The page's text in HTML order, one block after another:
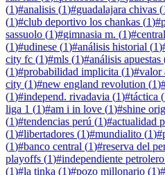
(1)#analisis (1)#guadalajara chivas (
(1)#club deportivo los chankas (1)#
sassuolo (1)#gimnasia m. (1)#
(1)#udinese (1)#análisis historial (1)
city fc (1)#mls (1)#análisis apuestas
(1)#probabilidad implicita (1)#valor
city (1)#new england revolution (1)
(1)#independ. rivadavia (1)#táctica (
liga 1 (1)#am i in love (1)#shine
(1)#tendencias perú (1)#actualidad
(1)#libertadores (1)#mundialito (1)#
(1)#banco central (1)#reserva del
playoffs (1)#independiente petrolero
(1)#la tinka (1)#pozo millonario (1)#